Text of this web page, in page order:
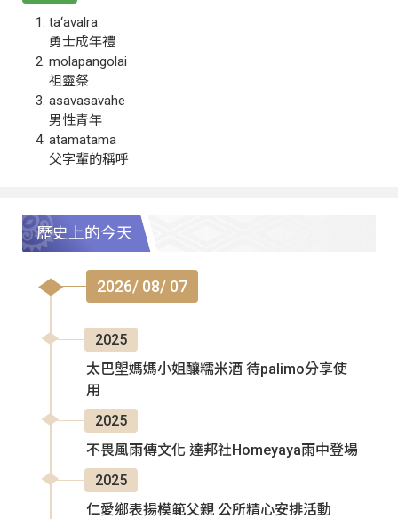
ta‘avalra
勇士成年禮
molapangolai
祖靈祭
asavasavahe
男性青年
atamatama
父字輩的稱呼
歷史上的今天
2026/ 08/ 07
2025
太巴塱媽媽小姐釀糯米酒 待palimo分享使
用
2025
不畏風雨傳文化 達邦社Homeyaya雨中登場
2025
仁愛鄉表揚模範父親 公所精心安排活動